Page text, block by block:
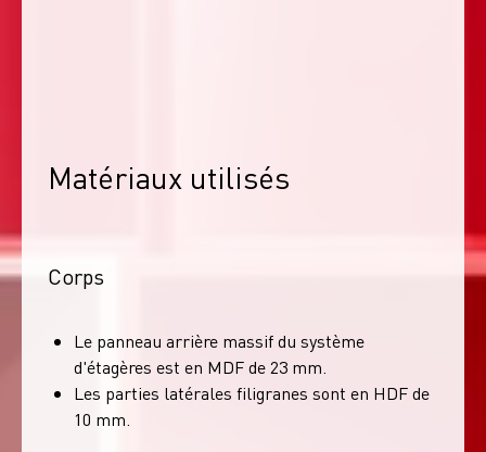
Matériaux utilisés
Corps
Le panneau arrière massif du système
d'étagères est en MDF de 23 mm.
Les parties latérales filigranes sont en HDF de
10 mm.